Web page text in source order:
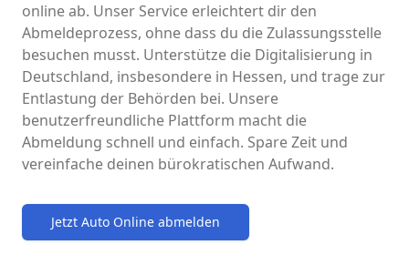
online ab. Unser Service erleichtert dir den
Abmeldeprozess, ohne dass du die Zulassungsstelle
besuchen musst. Unterstütze die Digitalisierung in
Deutschland, insbesondere in Hessen, und trage zur
Entlastung der Behörden bei. Unsere
benutzerfreundliche Plattform macht die
Abmeldung schnell und einfach. Spare Zeit und
vereinfache deinen bürokratischen Aufwand.
Jetzt Auto Online abmelden